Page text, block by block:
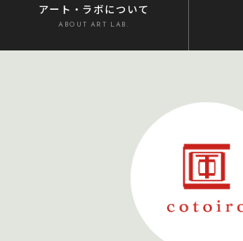
アート・ラボについて
ABOUT ART LAB.